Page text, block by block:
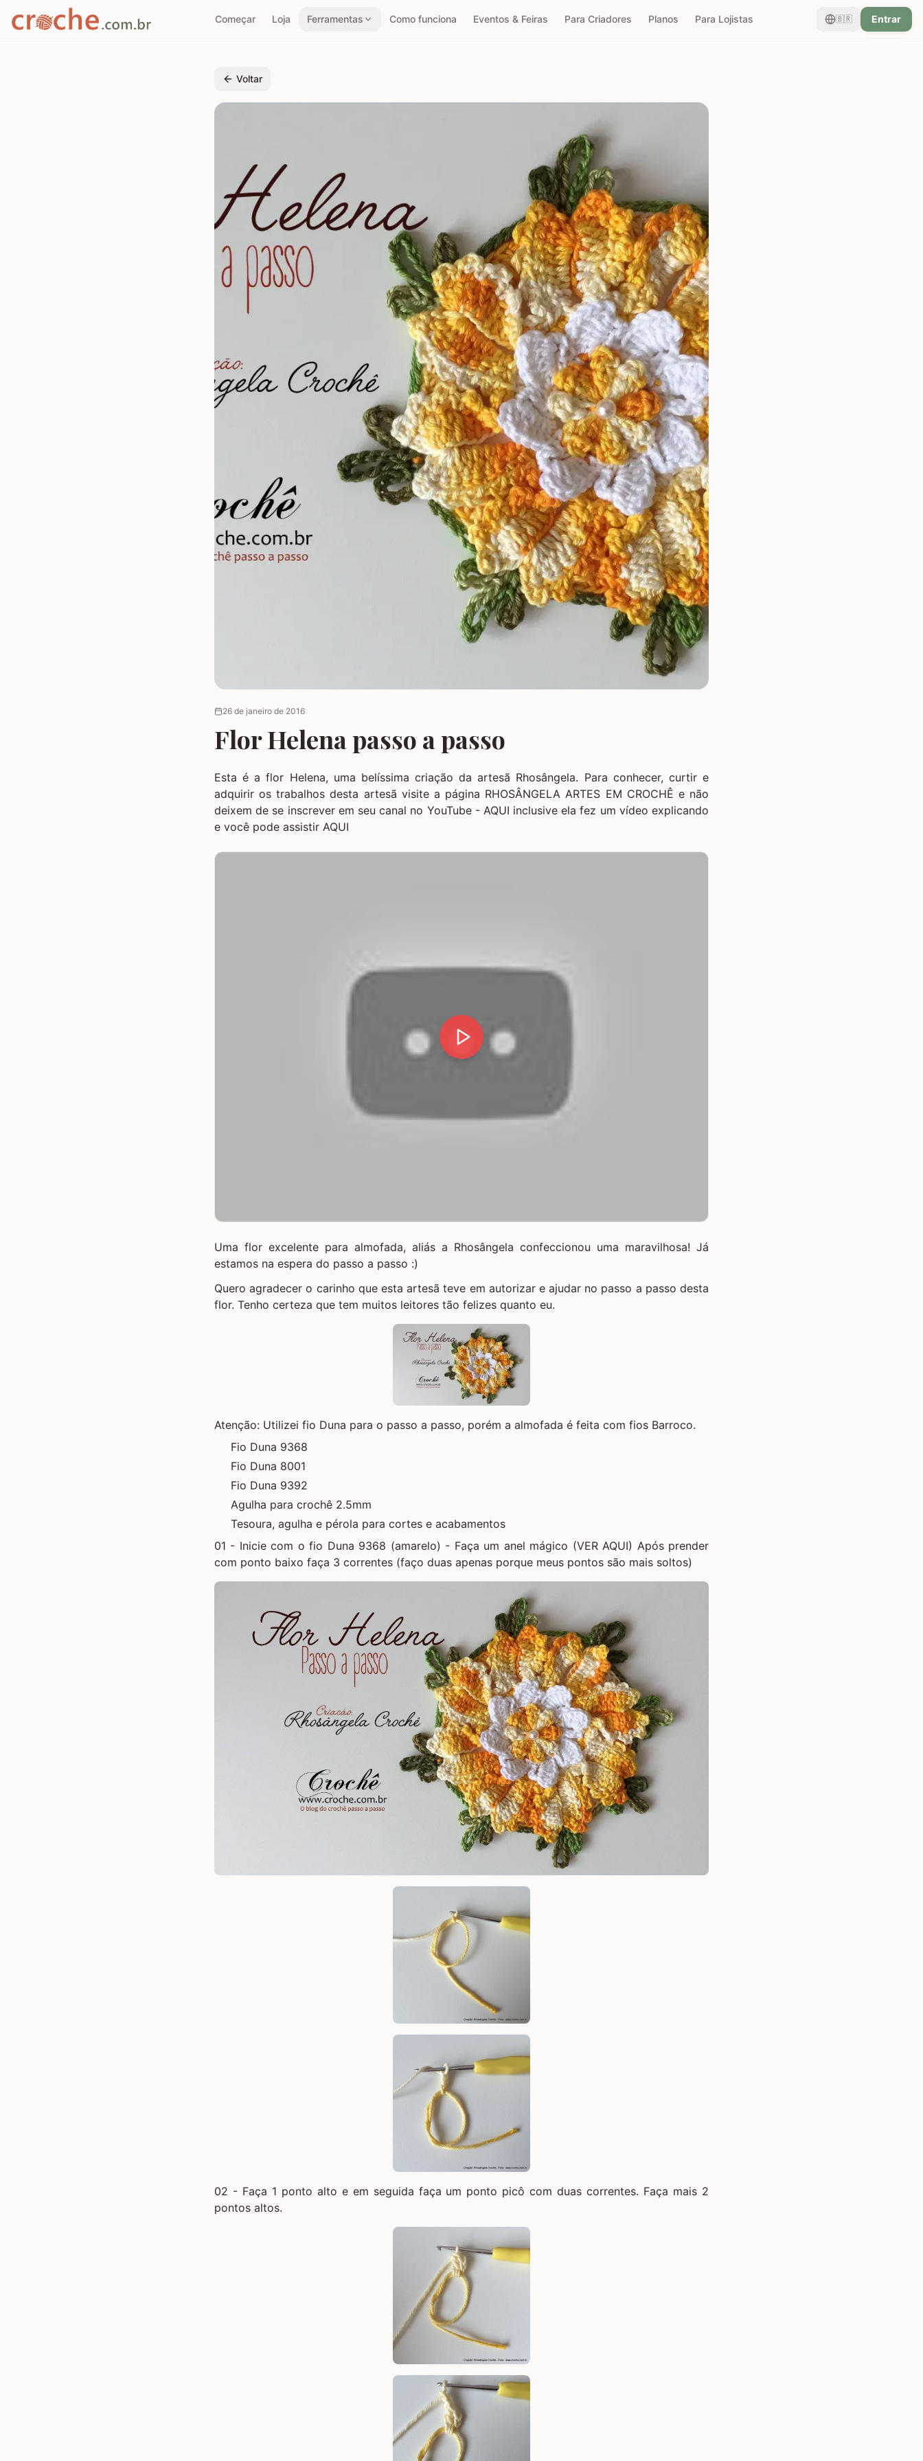
Começar Loja Ferramentas Como funciona Eventos & Feiras Para Criadores Planos Para Lojistas 🇧🇷 Entrar
Voltar
26 de janeiro de 2016
Flor Helena passo a passo
Esta é a flor Helena, uma belíssima criação da artesã Rhosângela. Para conhecer, curtir e
adquirir os trabalhos desta artesã visite a página RHOSÂNGELA ARTES EM CROCHÊ e não
deixem de se inscrever em seu canal no YouTube - AQUI inclusive ela fez um vídeo explicando
e você pode assistir AQUI
Uma flor excelente para almofada, aliás a Rhosângela confeccionou uma maravilhosa! Já
estamos na espera do passo a passo :)
Quero agradecer o carinho que esta artesã teve em autorizar e ajudar no passo a passo desta
flor. Tenho certeza que tem muitos leitores tão felizes quanto eu.
Atenção: Utilizei fio Duna para o passo a passo, porém a almofada é feita com fios Barroco.
Fio Duna 9368
Fio Duna 8001
Fio Duna 9392
Agulha para crochê 2.5mm
Tesoura, agulha e pérola para cortes e acabamentos
01 - Inicie com o fio Duna 9368 (amarelo) - Faça um anel mágico (VER AQUI) Após prender
com ponto baixo faça 3 correntes (faço duas apenas porque meus pontos são mais soltos)
02 - Faça 1 ponto alto e em seguida faça um ponto picô com duas correntes. Faça mais 2
pontos altos.